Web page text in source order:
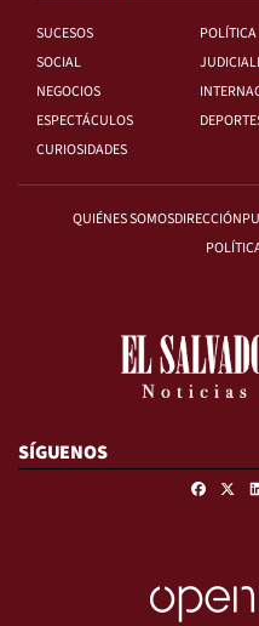
SUCESOS
POLÍTICA
SOCIAL
NEGOCIOS
ESPECTÁCULOS
CURIOSIDADES
QUIÉNES SOMOSDIRECCIÓN
SÍGUENOS